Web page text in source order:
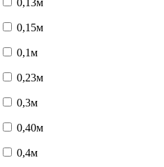
0,15м
0,1м
0,23м
0,3м
0,40м
0,4м